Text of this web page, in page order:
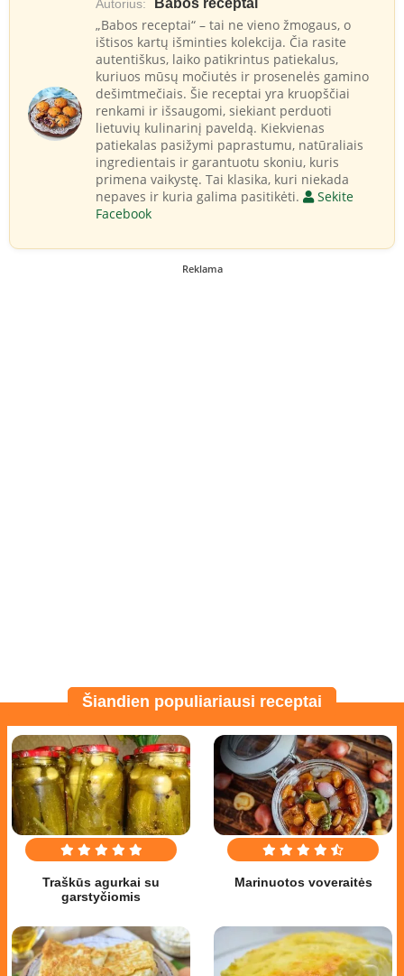
Autorius: Babos receptai
„Babos receptai“ – tai ne vieno žmogaus, o
ištisos kartų išminties kolekcija. Čia rasite
autentiškus, laiko patikrintus patiekalus,
kuriuos mūsų močiutės ir prosenelės gamino
dešimtmečiais. Šie receptai yra kruopščiai
renkami ir išsaugomi, siekiant perduoti
lietuvių kulinarinį paveldą. Kiekvienas
patiekalas pasižymi paprastumu, natūraliais
ingredientais ir garantuotu skoniu, kuris
primena vaikystę. Tai klasika, kuri niekada
nepaves ir kuria galima pasitikėti.
Sekite
Facebook
Reklama
Šiandien populiariausi receptai
Traškūs agurkai su
garstyčiomis
Marinuotos voveraitės